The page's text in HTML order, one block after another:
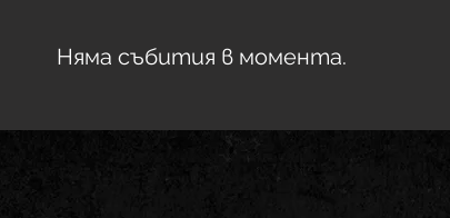
Няма събития в момента.